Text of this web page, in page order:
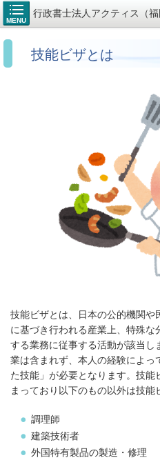
MENU
行政書士法人アクティス（福
技能ビザとは
技能ビザとは、日本の公的機関や
に基づき行われる産業上、特殊な
する業務に従事する活動が該当
業は含まれず、本人の経験によっ
た技能」が必要となります。技
まっており以下のもの以外は技能
調理師
建築技術者
外国特有製品の製造・修理